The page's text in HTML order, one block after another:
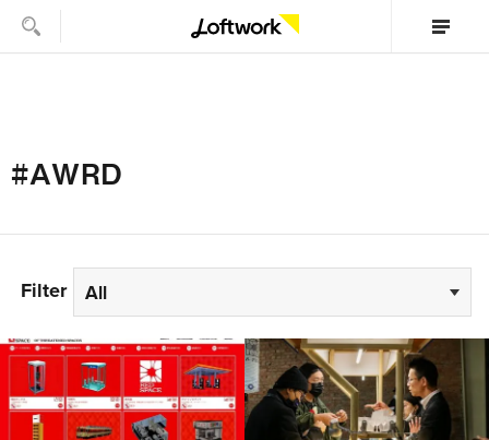
#AWRD
Filter All